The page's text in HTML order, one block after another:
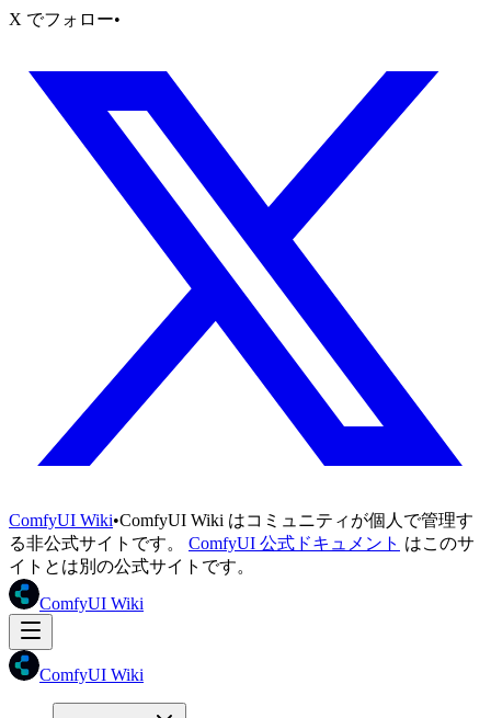
X でフォロー•
ComfyUI Wiki•ComfyUI Wiki はコミュニティが個人で管理す
る非公式サイトです。
ComfyUI 公式ドキュメント はこのサ
イトとは別の公式サイトです。
ComfyUI Wiki
ComfyUI Wiki